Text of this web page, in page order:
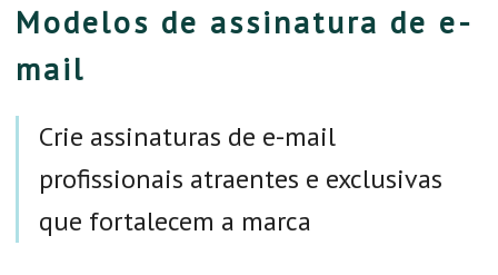
Modelos de assinatura de e-
mail
Crie assinaturas de e-mail
profissionais atraentes e exclusivas
que fortalecem a marca